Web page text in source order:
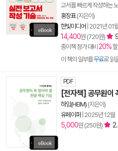
고서를 빠르게 작성하는
홍장표(지은이)
한빛미디어 2021년 01
14,400원 (720원)
종이책 정가 대비 20%
이 책의 일부를무료로 읽
PDF
[전자책] 공무원이
하임(HEIM) (지은이)
유페이퍼 2025년 12월
5,000원 (250원)